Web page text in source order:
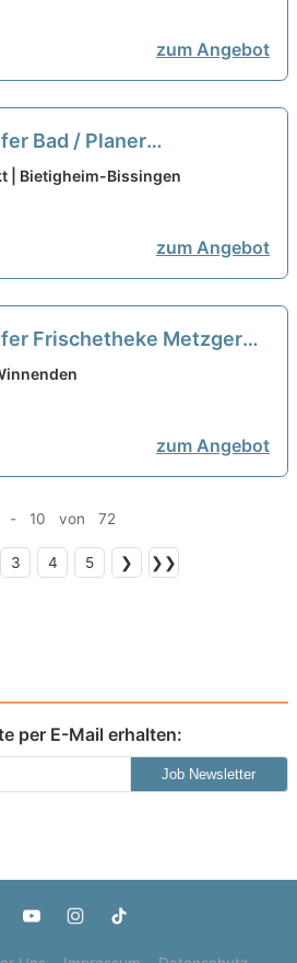
zum Angebot
Bad / Planer
Sanitär (m/w/d)
| Bietigheim-Bissingen
zum Angebot
Frischetheke Metzgerei
neu
zum Angebot
- 10 von 72
3 4 5 ❯ ❯❯
per E-Mail erhalten:
Job Newsletter